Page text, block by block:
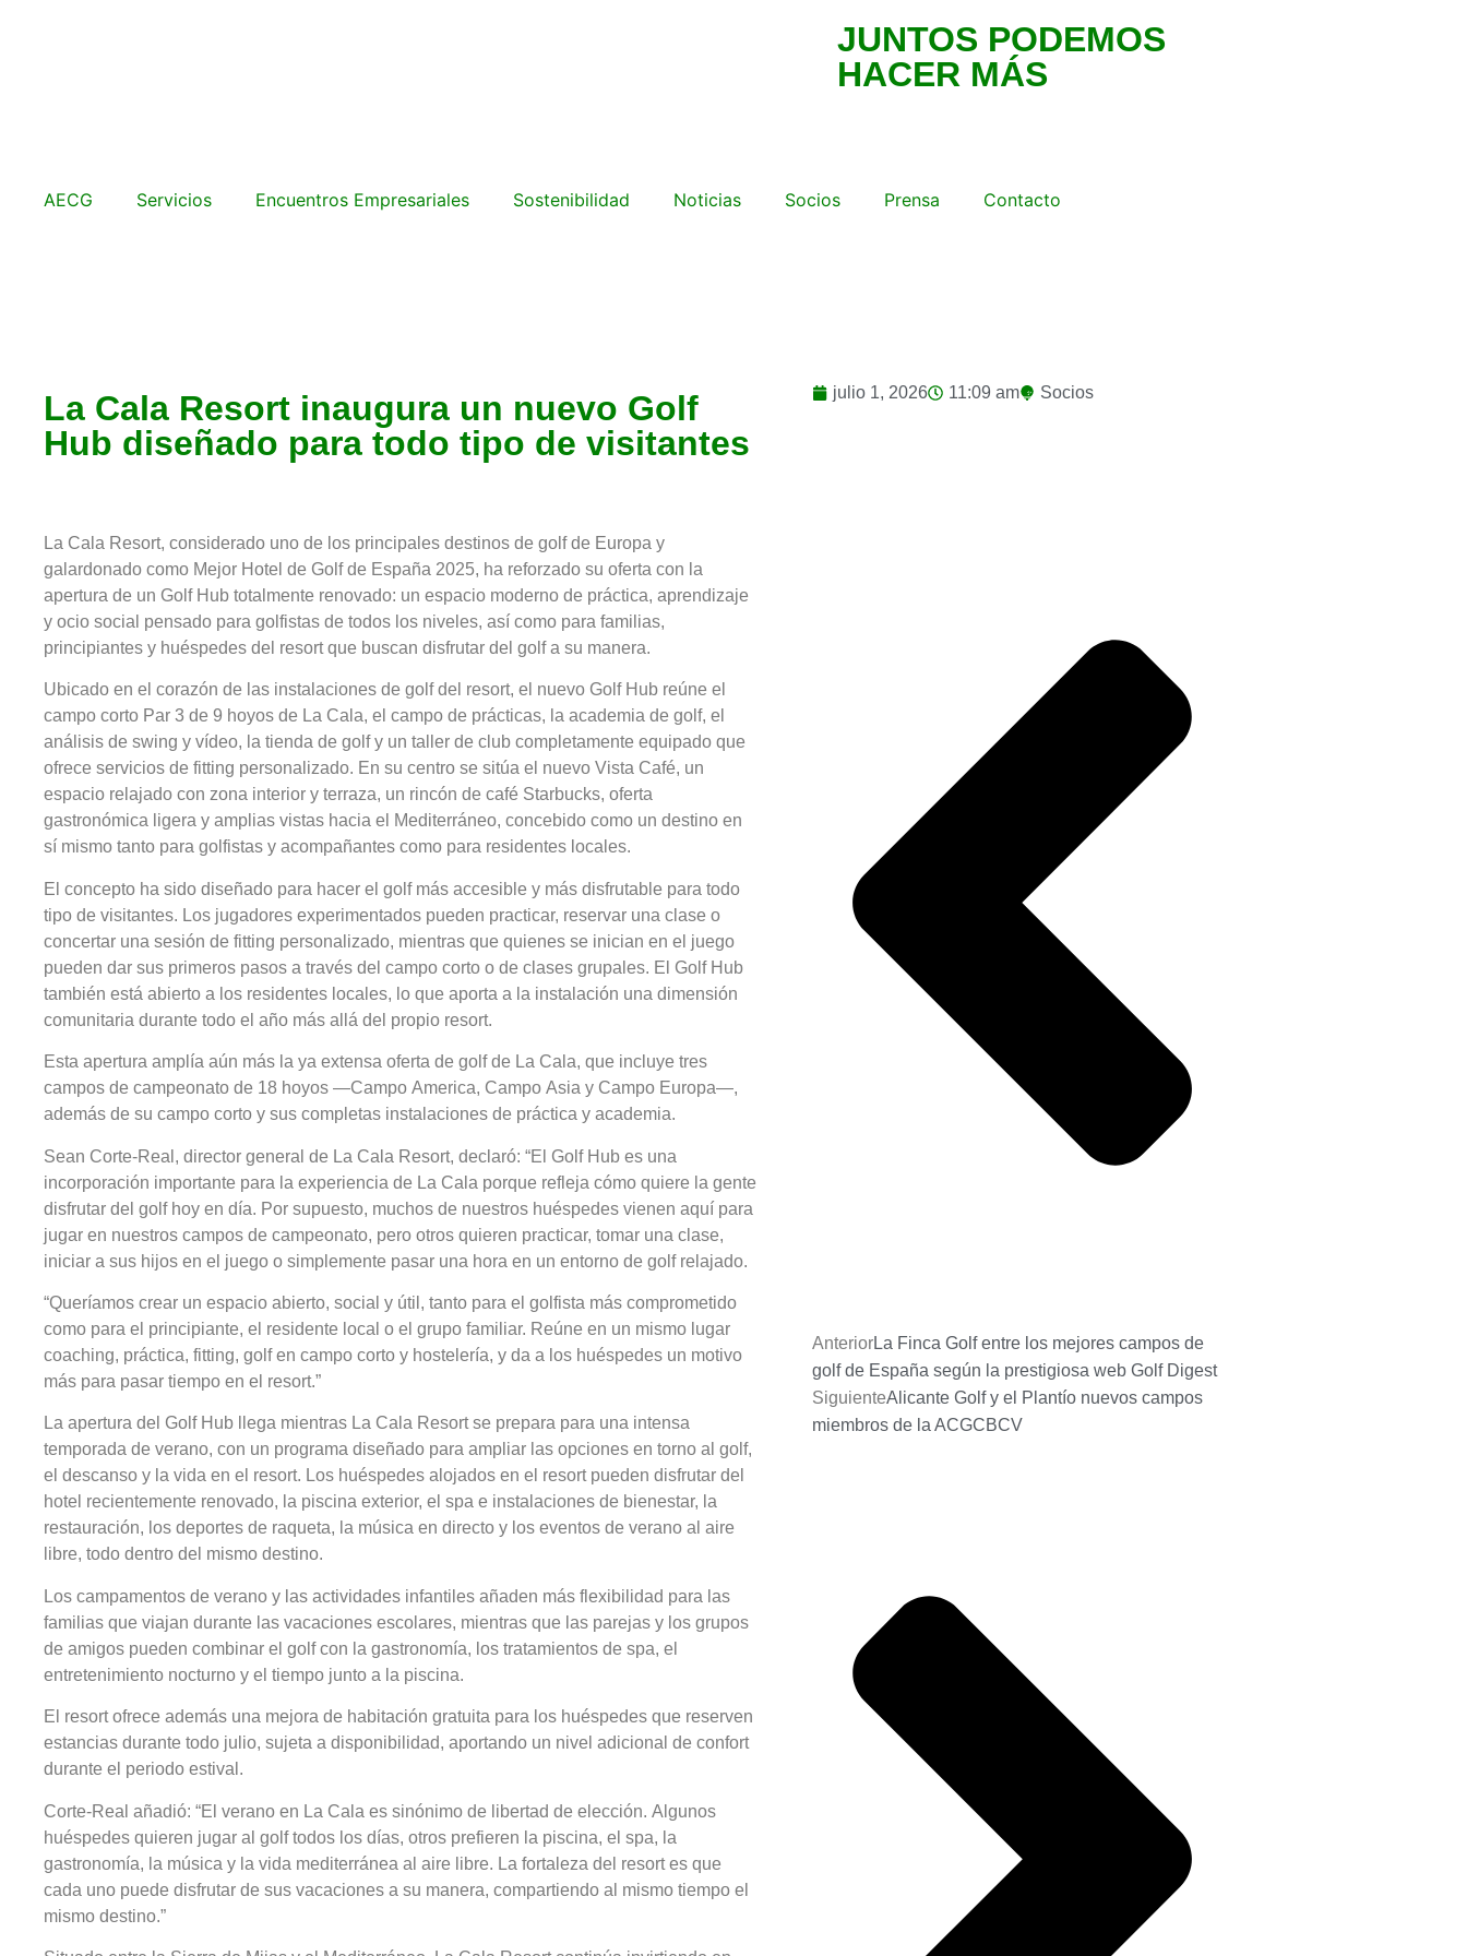
JUNTOS PODEMOS
HACER MÁS
AECG Servicios Encuentros Empresariales Sostenibilidad Noticias Socios Prensa Contacto
La Cala Resort inaugura un nuevo Golf
Hub diseñado para todo tipo de visitantes
La Cala Resort, considerado uno de los principales destinos de golf de Europa y
galardonado como Mejor Hotel de Golf de España 2025, ha reforzado su oferta con la
apertura de un Golf Hub totalmente renovado: un espacio moderno de práctica, aprendizaje
y ocio social pensado para golfistas de todos los niveles, así como para familias,
principiantes y huéspedes del resort que buscan disfrutar del golf a su manera.
Ubicado en el corazón de las instalaciones de golf del resort, el nuevo Golf Hub reúne el
campo corto Par 3 de 9 hoyos de La Cala, el campo de prácticas, la academia de golf, el
análisis de swing y vídeo, la tienda de golf y un taller de club completamente equipado que
ofrece servicios de fitting personalizado. En su centro se sitúa el nuevo Vista Café, un
espacio relajado con zona interior y terraza, un rincón de café Starbucks, oferta
gastronómica ligera y amplias vistas hacia el Mediterráneo, concebido como un destino en
sí mismo tanto para golfistas y acompañantes como para residentes locales.
El concepto ha sido diseñado para hacer el golf más accesible y más disfrutable para todo
tipo de visitantes. Los jugadores experimentados pueden practicar, reservar una clase o
concertar una sesión de fitting personalizado, mientras que quienes se inician en el juego
pueden dar sus primeros pasos a través del campo corto o de clases grupales. El Golf Hub
también está abierto a los residentes locales, lo que aporta a la instalación una dimensión
comunitaria durante todo el año más allá del propio resort.
Esta apertura amplía aún más la ya extensa oferta de golf de La Cala, que incluye tres
campos de campeonato de 18 hoyos —Campo America, Campo Asia y Campo Europa—,
además de su campo corto y sus completas instalaciones de práctica y academia.
Sean Corte-Real, director general de La Cala Resort, declaró: “El Golf Hub es una
incorporación importante para la experiencia de La Cala porque refleja cómo quiere la gente
disfrutar del golf hoy en día. Por supuesto, muchos de nuestros huéspedes vienen aquí para
jugar en nuestros campos de campeonato, pero otros quieren practicar, tomar una clase,
iniciar a sus hijos en el juego o simplemente pasar una hora en un entorno de golf relajado.
“Queríamos crear un espacio abierto, social y útil, tanto para el golfista más comprometido
como para el principiante, el residente local o el grupo familiar. Reúne en un mismo lugar
coaching, práctica, fitting, golf en campo corto y hostelería, y da a los huéspedes un motivo
más para pasar tiempo en el resort.”
La apertura del Golf Hub llega mientras La Cala Resort se prepara para una intensa
temporada de verano, con un programa diseñado para ampliar las opciones en torno al golf,
el descanso y la vida en el resort. Los huéspedes alojados en el resort pueden disfrutar del
hotel recientemente renovado, la piscina exterior, el spa e instalaciones de bienestar, la
restauración, los deportes de raqueta, la música en directo y los eventos de verano al aire
libre, todo dentro del mismo destino.
Los campamentos de verano y las actividades infantiles añaden más flexibilidad para las
familias que viajan durante las vacaciones escolares, mientras que las parejas y los grupos
de amigos pueden combinar el golf con la gastronomía, los tratamientos de spa, el
entretenimiento nocturno y el tiempo junto a la piscina.
El resort ofrece además una mejora de habitación gratuita para los huéspedes que reserven
estancias durante todo julio, sujeta a disponibilidad, aportando un nivel adicional de confort
durante el periodo estival.
Corte-Real añadió: “El verano en La Cala es sinónimo de libertad de elección. Algunos
huéspedes quieren jugar al golf todos los días, otros prefieren la piscina, el spa, la
gastronomía, la música y la vida mediterránea al aire libre. La fortaleza del resort es que
cada uno puede disfrutar de sus vacaciones a su manera, compartiendo al mismo tiempo el
mismo destino.”
julio 1, 2026 11:09 am Socios
AnteriorLa Finca Golf entre los mejores campos de
golf de España según la prestigiosa web Golf Digest
SiguienteAlicante Golf y el Plantío nuevos campos
miembros de la ACGCBCV